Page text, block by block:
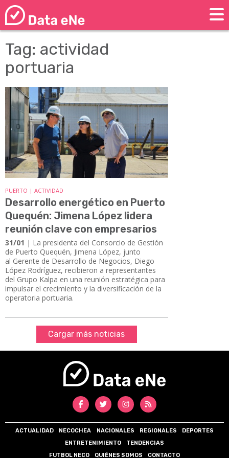
Tag: actividad
portuaria
PUERTO | ACTIVIDAD
Desarrollo energético en Puerto
Quequén: Jimena López lidera
reunión clave con empresarios
31/01 | La presidenta del Consorcio de Gestión
de Puerto Quequén, Jimena López, junto
al Gerente de Desarrollo de Negocios, Diego
López Rodríguez, recibieron a representantes
del Grupo Kalpa en una reunión estratégica para
impulsar el crecimiento y la diversificación de la
operatoria portuaria.
Cargar más noticias
ACTUALIDAD NECOCHEA NACIONALES REGIONALES
DEPORTES
ENTRETENIMIENTO
TENDENCIAS
FUTBOL NECO
QUIÉNES SOMOS CONTACTO